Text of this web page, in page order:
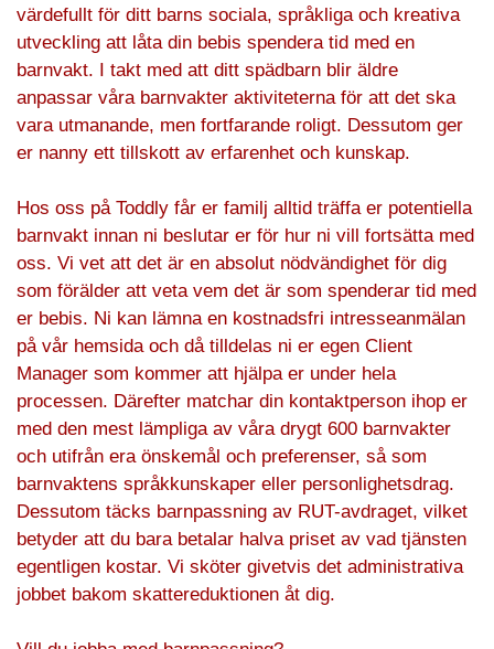
värdefullt för ditt barns sociala, språkliga och kreativa
utveckling att låta din bebis spendera tid med en
barnvakt. I takt med att ditt spädbarn blir äldre
anpassar våra barnvakter aktiviteterna för att det ska
vara utmanande, men fortfarande roligt. Dessutom ger
er nanny ett tillskott av erfarenhet och kunskap.
Hos oss på Toddly får er familj alltid träffa er potentiella
barnvakt innan ni beslutar er för hur ni vill fortsätta med
oss. Vi vet att det är en absolut nödvändighet för dig
som förälder att veta vem det är som spenderar tid med
er bebis. Ni kan lämna en kostnadsfri intresseanmälan
på vår hemsida och då tilldelas ni er egen Client
Manager som kommer att hjälpa er under hela
processen. Därefter matchar din kontaktperson ihop er
med den mest lämpliga av våra drygt 600 barnvakter
och utifrån era önskemål och preferenser, så som
barnvaktens språkkunskaper eller personlighetsdrag.
Dessutom täcks barnpassning av RUT-avdraget, vilket
betyder att du bara betalar halva priset av vad tjänsten
egentligen kostar. Vi sköter givetvis det administrativa
jobbet bakom skattereduktionen åt dig.